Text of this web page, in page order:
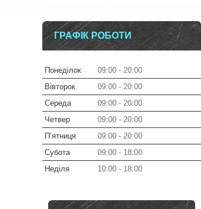
ГРАФІК РОБОТИ
Понеділок 09:00
20:00
Вівторок
09:00
20:00
Середа
09:00
20:00
Четвер
09:00
20:00
Пʼятниця
09:00
20:00
Субота
09:00
18:00
Неділя
10:00 18:00